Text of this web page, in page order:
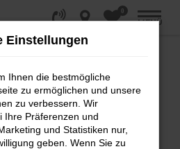
0
MENÜ
|
NACH
Einstellungen
Ihnen die bestmögliche
zu ermöglichen und unsere
zu verbessern. Wir
Ihre Präferenzen und
und Statistiken nur,
geben. Wenn Sie zu